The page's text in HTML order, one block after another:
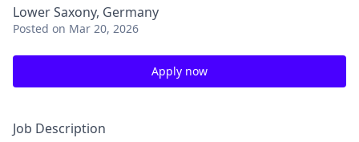
Lower Saxony, Germany
Posted on Mar 20, 2026
Apply now
Job Description